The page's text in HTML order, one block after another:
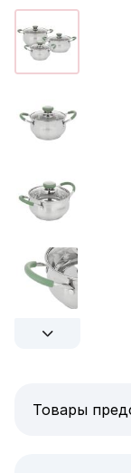
Товары